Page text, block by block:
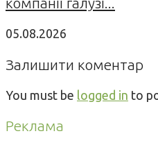
05.08.2026
Залишити коментар
You must be logged in to
Реклама